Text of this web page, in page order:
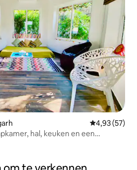
Gemiddelde
4,93 (57)
hal, keuken en een